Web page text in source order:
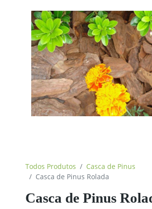
Todos Produtos
Casca de Pinus
Casca de Pinus Rolada
Casca de Pinus